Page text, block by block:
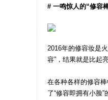
# 一鸣惊人的“修容
2016年的修容妆是
容”，结果就是比起
在各种各样的修容
了“修容即拥有小脸